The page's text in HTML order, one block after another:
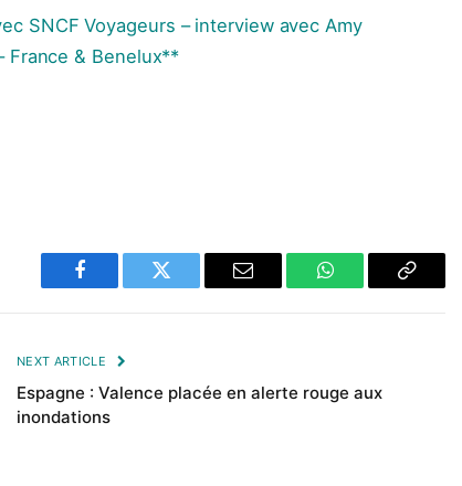
SNCF Voyageurs – interview avec Amy
France & Benelux**
Facebook Twitter Email WhatsAppCopy
NEXT ARTICLE
Espagne : Valence placée en alerte rouge aux
inondations